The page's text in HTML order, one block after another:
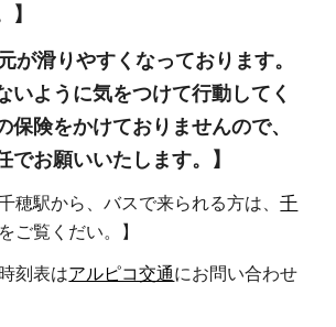
が滑りやすくなっております。
いように気をつけて行動してく
保険をかけておりませんので、
でお願いいたします。】
穂駅から、バスで来られる方は、千
ご覧くだい。】
刻表はアルピコ交通にお問い合わせ